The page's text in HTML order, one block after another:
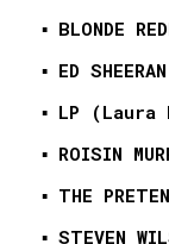
▪️ BLONDE
▪️ ED
▪️ LP
▪️ ROISIN
▪️ THE
▪️ STEVEN